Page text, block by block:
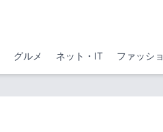
グルメ ネット・IT ファッシ